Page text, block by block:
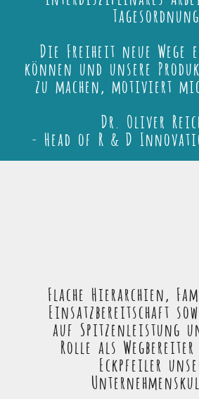
Tagesordnung.
Die Freiheit neue Wege
können und unsere
zu machen, motiviert
Dr. Oliver
- Head of R & D
Flache Hierarchien,
Einsatzbereitschaft
auf Spitzenleistung
Rolle als
Eckpfeiler